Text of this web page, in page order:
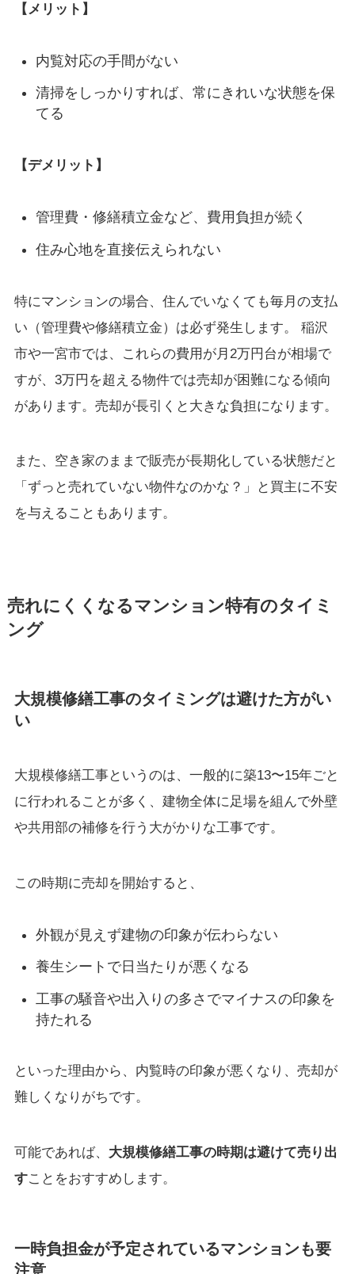
【メリット】
内覧対応の手間がない
清掃をしっかりすれば、常にきれいな状態を保
てる
【デメリット】
管理費・修繕積立金など、費用負担が続く
住み心地を直接伝えられない
特にマンションの場合、住んでいなくても毎月の支払
い（管理費や修繕積立金）は必ず発生します。 稲沢
市や一宮市では、これらの費用が月2万円台が相場で
すが、3万円を超える物件では売却が困難になる傾向
があります。売却が長引くと大きな負担になります。
また、空き家のままで販売が長期化している状態だと
「ずっと売れていない物件なのかな？」と買主に不安
を与えることもあります。
売れにくくなるマンション特有のタイミ
ング
大規模修繕工事のタイミングは避けた方がい
い
大規模修繕工事というのは、一般的に築13〜15年ごと
に行われることが多く、建物全体に足場を組んで外壁
や共用部の補修を行う大がかりな工事です。
この時期に売却を開始すると、
外観が見えず建物の印象が伝わらない
養生シートで日当たりが悪くなる
工事の騒音や出入りの多さでマイナスの印象を
持たれる
といった理由から、内覧時の印象が悪くなり、売却が
難しくなりがちです。
可能であれば、 大規模修繕工事の時期は避けて売り出
すことをおすすめします。
一時負担金が予定されているマンションも要
注意